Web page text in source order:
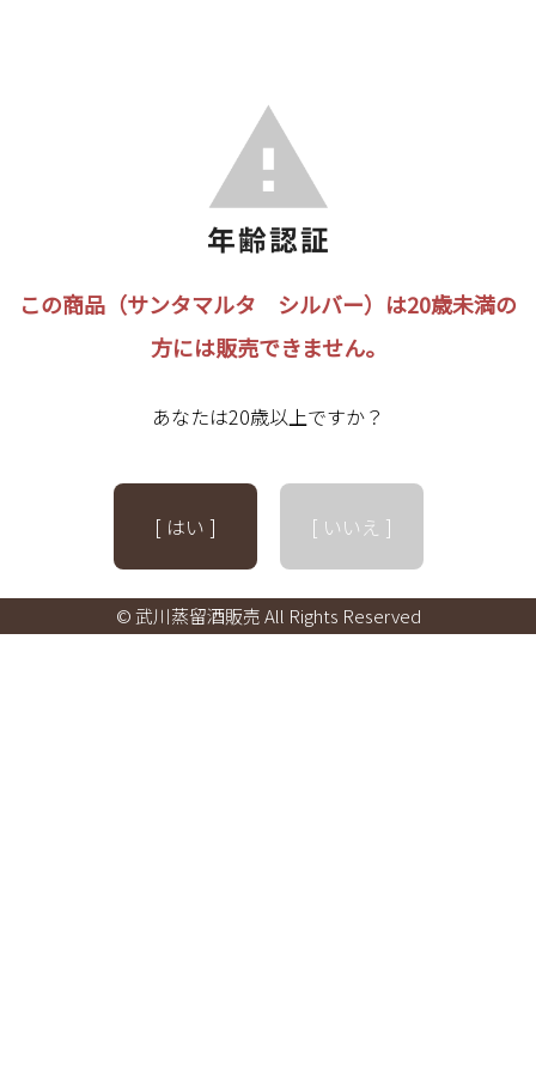
この商品（サンタマルタ シルバー）は20歳未満の
方には販売できません。
あなたは20歳以上ですか？
[ はい ] [ いいえ ]
© 武川蒸留酒販売 All Rights Reserved